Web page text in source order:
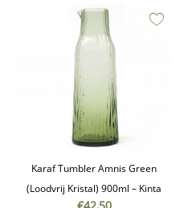
Karaf Tumbler Amnis Green
(Loodvrij Kristal) 900ml – Kinta